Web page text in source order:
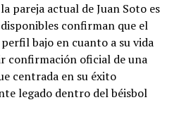
pareja actual de Juan Soto es
confirman que el
bajo en cuanto a su vida
confirmación oficial de una
centrada en su éxito
legado dentro del béisbol